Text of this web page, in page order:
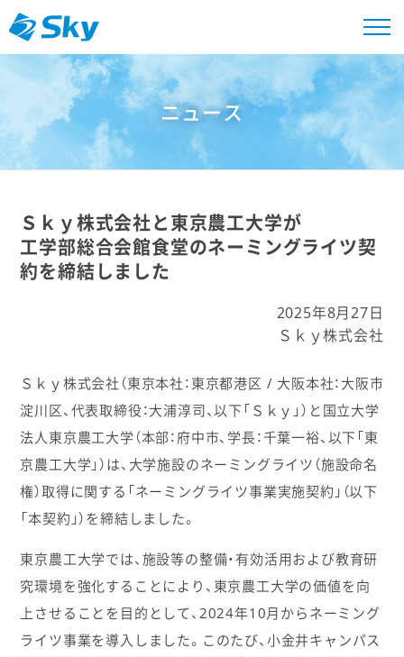
ニュース
Ｓｋｙ株式会社と東京農工大学が
工学部総合会館食堂のネーミングライツ契
約を締結しました
2025年8月27日
Ｓｋｙ株式会社
Ｓｋｙ株式会社（東京本社：東京都港区 / 大阪本社：大阪市
淀川区、代表取締役：大浦淳司、以下「Ｓｋｙ」）と国立大学
法人東京農工大学（本部：府中市、学長：千葉一裕、以下「東
京農工大学」）は、大学施設のネーミングライツ（施設命名
権）取得に関する「ネーミングライツ事業実施契約」（以下
「本契約」）を締結しました。
東京農工大学では、施設等の整備・有効活用および教育研
究環境を強化することにより、東京農工大学の価値を向
上させることを目的として、2024年10月からネーミング
ライツ事業を導入しました。このたび、小金井キャンパス